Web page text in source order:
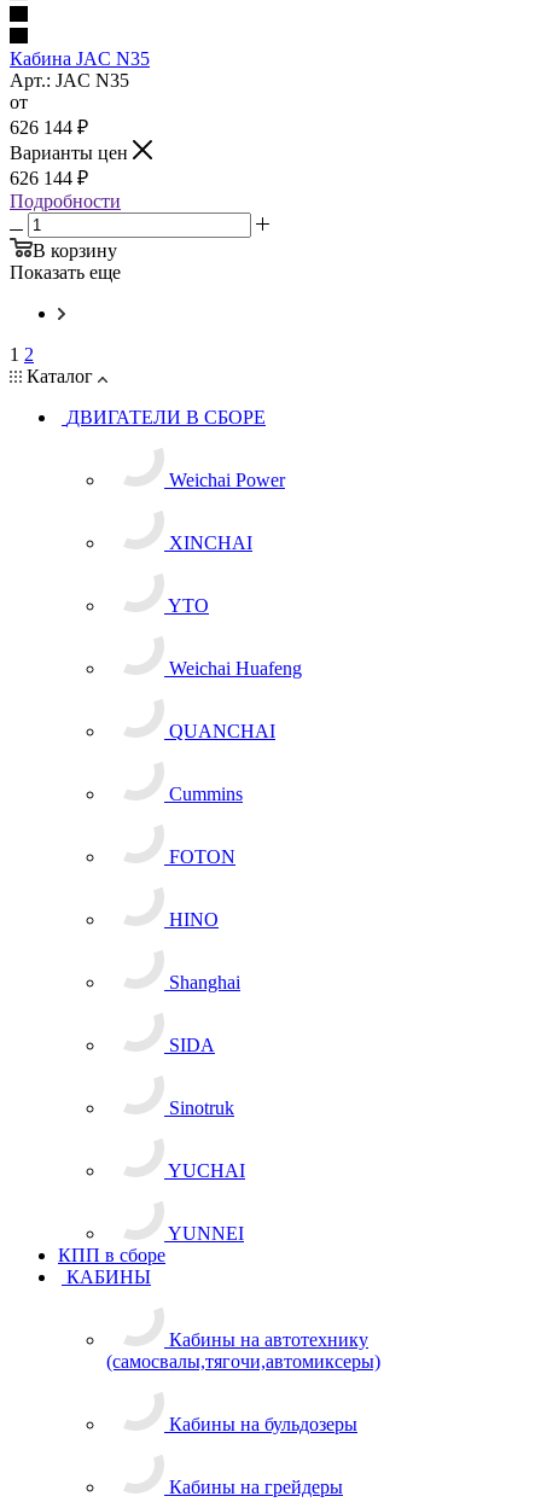
Кабина JAC N35
Арт.: JAC N35
от
626 144 ₽
Варианты цен
626 144 ₽
Подробности
В корзину
Показать еще
1 2
Каталог
ДВИГАТЕЛИ В СБОРЕ
Weichai Power
XINCHAI
YTO
Weichai Huafeng
QUANCHAI
Cummins
FOTON
HINO
Shanghai
SIDA
Sinotruk
YUCHAI
YUNNEI
КПП в сборе
КАБИНЫ
Кабины на автотехнику
(самосвалы,тягочи,автомиксеры)
Кабины на бульдозеры
Кабины на грейдеры